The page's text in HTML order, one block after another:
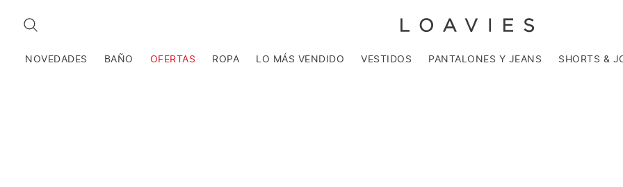
BUSCAR
NOVEDADES BAÑO OFERTAS ROPA LO MÁS VENDIDO VESTIDOS PANTALONES Y JEANS SHORTS &